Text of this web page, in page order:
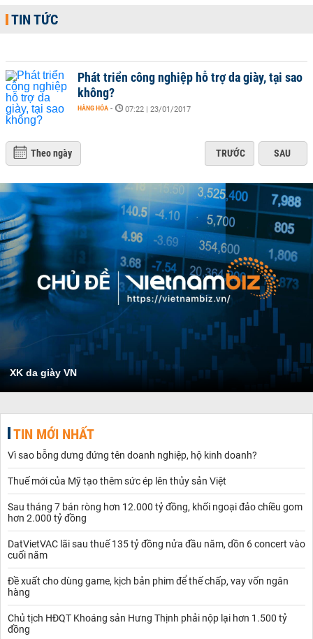
TIN TỨC
Phát triển công nghiệp hỗ trợ da giày, tại sao
không? ​
HÀNG HÓA - 07:22 | 23/01/2017
Theo ngày TRƯỚC SAU
XK da giày VN
TIN MỚI NHẤT
Vì sao bỗng dưng đứng tên doanh nghiệp, hộ kinh doanh?
Thuế mới của Mỹ tạo thêm sức ép lên thủy sản Việt
Sau tháng 7 bán ròng hơn 12.000 tỷ đồng, khối ngoại đảo chiều gom
hơn 2.000 tỷ đồng
DatVietVAC lãi sau thuế 135 tỷ đồng nửa đầu năm, dồn 6 concert vào
cuối năm
Đề xuất cho dùng game, kịch bản phim để thế chấp, vay vốn ngân
hàng
Chủ tịch HĐQT Khoáng sản Hưng Thịnh phải nộp lại hơn 1.500 tỷ
đồng